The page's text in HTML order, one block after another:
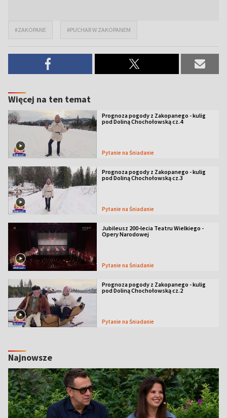
#ZAKOPANE #PUCHAR W ZAKOPANEM
Więcej na ten temat
Prognoza pogody z Zakopanego - kulig
pod Doliną Chochołowską cz.4
Pytanie na Śniadanie
Prognoza pogody z Zakopanego - kulig
pod Doliną Chochołowską cz.3
Pytanie na Śniadanie
Jubileusz 200-lecia Teatru Wielkiego -
Opery Narodowej
Pytanie na Śniadanie
Prognoza pogody z Zakopanego - kulig
pod Doliną Chochołowską cz.2
Pytanie na Śniadanie
Najnowsze